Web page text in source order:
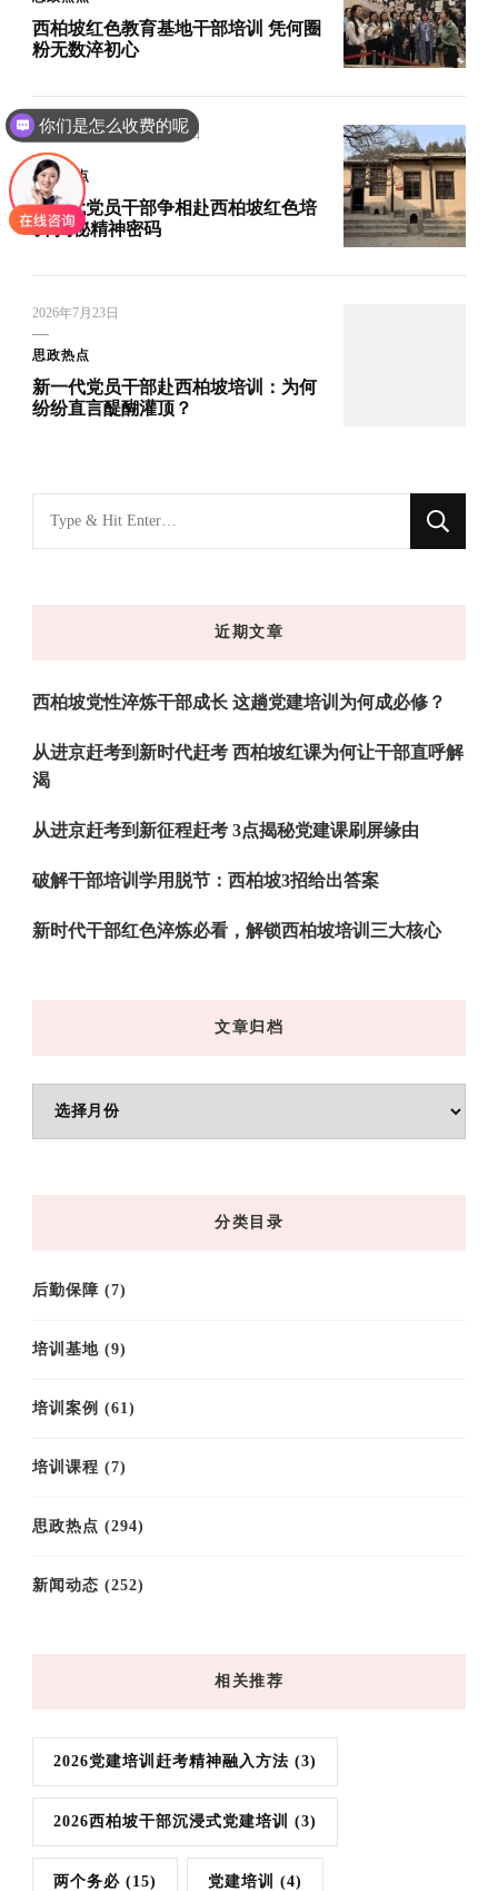
西柏坡红色教育基地干部培训 凭何圈
粉无数淬初心
UPDATED ON2026年6月4日
思政热点
新时代党员干部争相赴西柏坡红色培
训 揭秘精神密码
2026年7月23日
思政热点
新一代党员干部赴西柏坡培训：为何
纷纷直言醍醐灌顶？
找
什
近期文章
西柏坡党性淬炼干部成长 这趟党建培训为何成必修？
从进京赶考到新时代赶考 西柏坡红课为何让干部直呼解
渴
从进京赶考到新征程赶考 3点揭秘党建课刷屏缘由
破解干部培训学用脱节：西柏坡3招给出答案
新时代干部红色淬炼必看，解锁西柏坡培训三大核心
文章归档
章
分类目录
后勤保障 (7)
培训基地 (9)
培训案例 (61)
培训课程 (7)
思政热点 (294)
新闻动态 (252)
相关推荐
2026党建培训赶考精神融入方法 (3)
2026西柏坡干部沉浸式党建培训 (3)
两个务必 (15) 党建培训 (4)
你们是怎么收费的呢